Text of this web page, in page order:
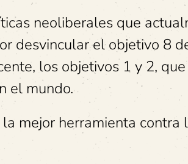
neoliberales que
desvincular el objetivo 8
los objetivos 1 y 2,
el mundo.
mejor herramienta contra